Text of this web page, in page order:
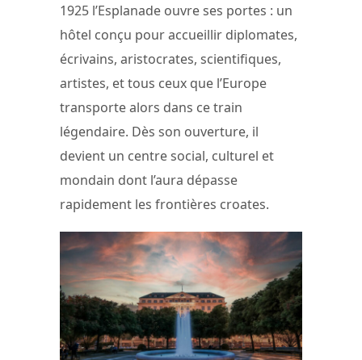
1925 l’Esplanade ouvre ses portes : un
hôtel conçu pour accueillir diplomates,
écrivains, aristocrates, scientifiques,
artistes, et tous ceux que l’Europe
transporte alors dans ce train
légendaire. Dès son ouverture, il
devient un centre social, culturel et
mondain dont l’aura dépasse
rapidement les frontières croates.